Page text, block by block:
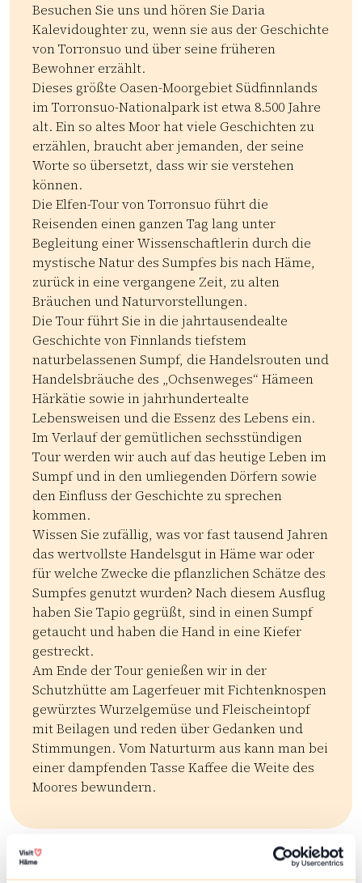
Besuchen Sie uns und hören Sie Daria
Kalevidoughter zu, wenn sie aus der Geschichte
von Torronsuo und über seine früheren
Bewohner erzählt.
Dieses größte Oasen-Moorgebiet Südfinnlands
im Torronsuo-Nationalpark ist etwa 8.500 Jahre
alt. Ein so altes Moor hat viele Geschichten zu
erzählen, braucht aber jemanden, der seine
Worte so übersetzt, dass wir sie verstehen
können.
Die Elfen-Tour von Torronsuo führt die
Reisenden einen ganzen Tag lang unter
Begleitung einer Wissenschaftlerin durch die
mystische Natur des Sumpfes bis nach Häme,
zurück in eine vergangene Zeit, zu alten
Bräuchen und Naturvorstellungen.
Die Tour führt Sie in die jahrtausendealte
Geschichte von Finnlands tiefstem
naturbelassenen Sumpf, die Handelsrouten und
Handelsbräuche des „Ochsenweges“ Hämeen
Härkätie sowie in jahrhundertealte
Lebensweisen und die Essenz des Lebens ein.
Im Verlauf der gemütlichen sechsstündigen
Tour werden wir auch auf das heutige Leben im
Sumpf und in den umliegenden Dörfern sowie
den Einfluss der Geschichte zu sprechen
kommen.
Wissen Sie zufällig, was vor fast tausend Jahren
das wertvollste Handelsgut in Häme war oder
für welche Zwecke die pflanzlichen Schätze des
Sumpfes genutzt wurden? Nach diesem Ausflug
haben Sie Tapio gegrüßt, sind in einen Sumpf
getaucht und haben die Hand in eine Kiefer
gestreckt.
Am Ende der Tour genießen wir in der
Schutzhütte am Lagerfeuer mit Fichtenknospen
gewürztes Wurzelgemüse und Fleischeintopf
mit Beilagen und reden über Gedanken und
Stimmungen. Vom Naturturm aus kann man bei
einer dampfenden Tasse Kaffee die Weite des
Moores bewundern.
+
−
OpenStreetMap